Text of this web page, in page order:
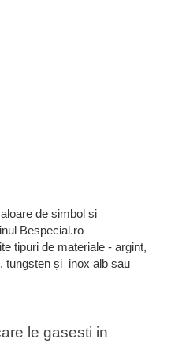
de simbol si
Bespecial.ro
tipuri de materiale - argint,
tungsten și inox alb sau
le gasesti in